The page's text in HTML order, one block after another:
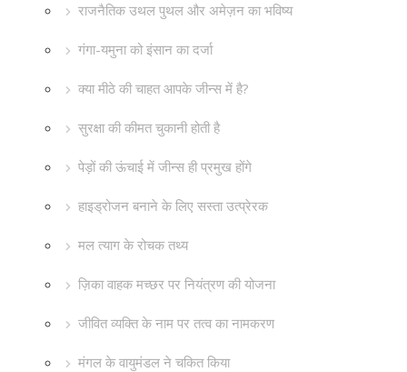
राजनैतिक उथल पुथल और अमेज़न का भविष्य
गंगा-यमुना को इंसान का दर्जा
क्या मीठे की चाहत आपके जीन्स में है?
सुरक्षा की कीमत चुकानी होती है
पेड़ों की ऊंचाई में जीन्स ही प्रमुख होंगे
हाइड्रोजन बनाने के लिए सस्ता उत्प्रेरक
मल त्याग के रोचक तथ्य
ज़िका वाहक मच्छर पर नियंत्रण की योजना
जीवित व्यक्ति के नाम पर तत्व का नामकरण
मंगल के वायुमंडल ने चकित किया